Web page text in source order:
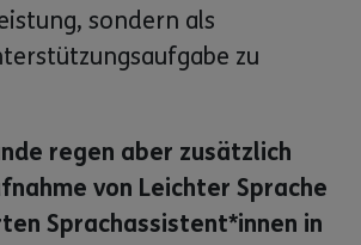
sondern als
zu
regen aber zusätzlich
von Leichter Sprache
Sprachassistent*innen in